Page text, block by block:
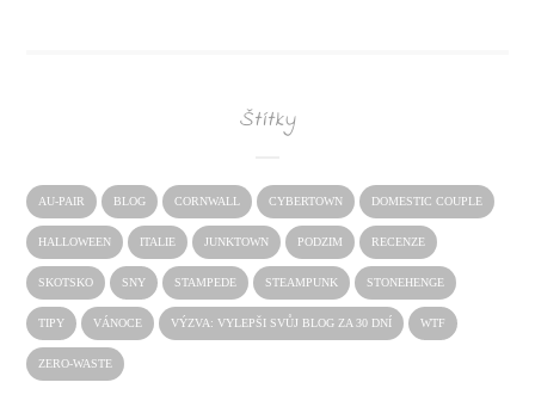
Štítky
AU-PAIR BLOG CORNWALL CYBERTOWN DOMESTIC COUPLE
HALLOWEEN ITALIE JUNKTOWN PODZIM RECENZE
SKOTSKO SNY STAMPEDE STEAMPUNK STONEHENGE
TIPY VÁNOCE VÝZVA: VYLEPŠI SVŮJ BLOG ZA 30 DNÍ WTF
ZERO-WASTE